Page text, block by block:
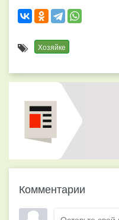
Хозяйке
Комментарии